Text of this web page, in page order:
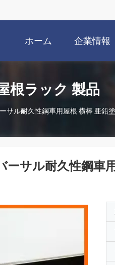
ホーム 企業情報
根ラック 製品
サル耐久性鋼車用屋根 横棒 亜鉛
ーサル耐久性鋼車